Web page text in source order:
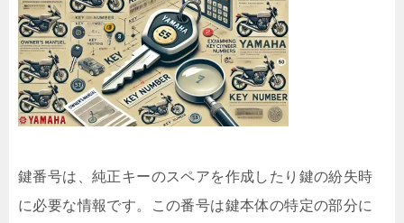
鍵番号は、純正キーのスペアを作成したり鍵の紛失時
に必要な情報です。この番号は鍵本体の特定の部分に